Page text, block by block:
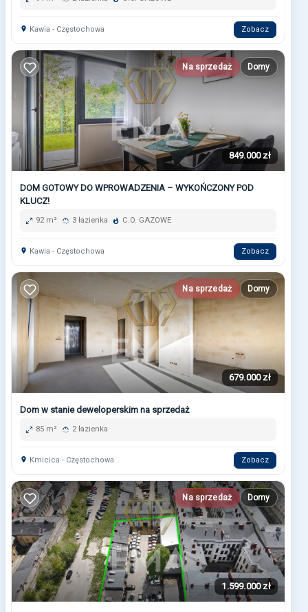
Kawia - Częstochowa Zobacz
Na sprzedaż Domy
849.000 zł
DOM GOTOWY DO WPROWADZENIA – WYKOŃCZONY POD
KLUCZ!
92 m² 3 łazienka C.O. GAZOWE
Kawia - Częstochowa Zobacz
Na sprzedaż Domy
679.000 zł
Dom w stanie deweloperskim na sprzedaż
85 m² 2 łazienka
Kmicica - Częstochowa Zobacz
Na sprzedaż Domy
1.599.000 zł